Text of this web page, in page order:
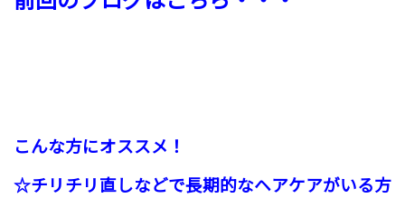
こんな方にオススメ！
☆チリチリ直しなどで長期的なヘアケアがいる方